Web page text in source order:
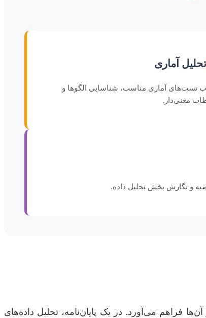
تحلیل آماری
تست‌های آماری مناسب، شناسایی الگوها و
معنی‌دار.
و نگارش بخش تحلیل داده.
فراهم می‌آورد. در یک پایان‌نامه، تحلیل داده‌های